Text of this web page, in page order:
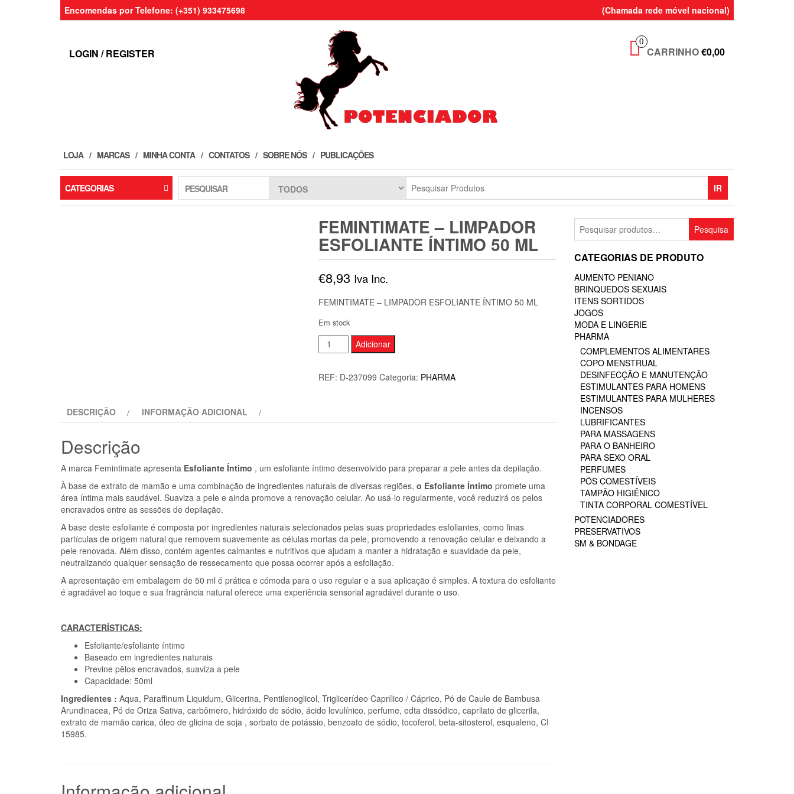
Encomendas por Telefone: (+351) 933475698 (Chamada rede móvel nacional)
LOGIN / REGISTER
0
CARRINHO€0,00
LOJA MARCAS MINHA CONTA CONTATOS SOBRE NÓS PUBLICAÇÕES
CATEGORIAS PESQUISAR IR
FEMINTIMATE – LIMPADOR
ESFOLIANTE ÍNTIMO 50 ML
€8,93 Iva Inc.
FEMINTIMATE – LIMPADOR ESFOLIANTE ÍNTIMO 50 ML
Em stock
Quantidade
de
FEMINTIMATE
Adicionar
REF: D-237099 Categoria: PHARMA
DESCRIÇÃO INFORMAÇÃO ADICIONAL
Descrição
A marca Femintimate apresenta Esfoliante Íntimo , um esfoliante íntimo desenvolvido para preparar a pele antes da depilação.
À base de extrato de mamão e uma combinação de ingredientes naturais de diversas regiões, o Esfoliante Íntimo promete uma
área íntima mais saudável. Suaviza a pele e ainda promove a renovação celular. Ao usá-lo regularmente, você reduzirá os pelos
encravados entre as sessões de depilação.
A base deste esfoliante é composta por ingredientes naturais selecionados pelas suas propriedades esfoliantes, como finas
partículas de origem natural que removem suavemente as células mortas da pele, promovendo a renovação celular e deixando a
pele renovada. Além disso, contém agentes calmantes e nutritivos que ajudam a manter a hidratação e suavidade da pele,
neutralizando qualquer sensação de ressecamento que possa ocorrer após a esfoliação.
A apresentação em embalagem de 50 ml é prática e cómoda para o uso regular e a sua aplicação é simples. A textura do esfoliante
é agradável ao toque e sua fragrância natural oferece uma experiência sensorial agradável durante o uso.
CARACTERÍSTICAS:
Esfoliante/esfoliante íntimo
Baseado em ingredientes naturais
Previne pêlos encravados, suaviza a pele
Capacidade: 50ml
Ingredientes : Aqua, Paraffinum Liquidum, Glicerina, Pentilenoglicol, Triglicerídeo Caprílico / Cáprico, Pó de Caule de Bambusa
Arundinacea, Pó de Oriza Sativa, carbômero, hidróxido de sódio, ácido levulínico, perfume, edta dissódico, caprilato de glicerila,
extrato de mamão carica, óleo de glicina de soja , sorbato de potássio, benzoato de sódio, tocoferol, beta-sitosterol, esqualeno, CI
15985.
Pesquisar
por:
Pesquisa
CATEGORIAS DE PRODUTO
AUMENTO PENIANO
BRINQUEDOS SEXUAIS
ITENS SORTIDOS
JOGOS
MODA E LINGERIE
PHARMA
COMPLEMENTOS ALIMENTARES
COPO MENSTRUAL
DESINFECÇÃO E MANUTENÇÃO
ESTIMULANTES PARA HOMENS
ESTIMULANTES PARA MULHERES
INCENSOS
LUBRIFICANTES
PARA MASSAGENS
PARA O BANHEIRO
PARA SEXO ORAL
PERFUMES
PÓS COMESTÍVEIS
TAMPÃO HIGIÊNICO
TINTA CORPORAL COMESTÍVEL
POTENCIADORES
PRESERVATIVOS
SM & BONDAGE